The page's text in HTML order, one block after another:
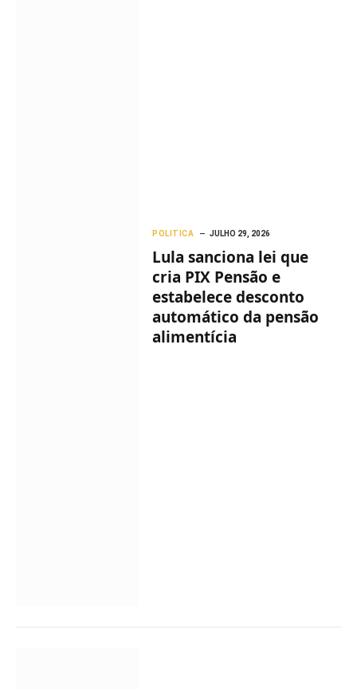
POLITICA JULHO 29, 2026
Lula sanciona lei que
cria PIX Pensão e
estabelece desconto
automático da pensão
alimentícia